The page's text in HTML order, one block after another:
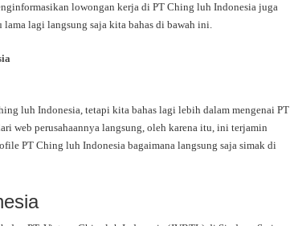
lowongan kerja di PT Ching luh Indonesia juga
lagi langsung saja kita bahas di bawah ini.
luh Indonesia, tetapi kita bahas lagi lebih dalam mengenai PT
web perusahaannya langsung, oleh karena itu, ini terjamin
PT Ching luh Indonesia bagaimana langsung saja simak di